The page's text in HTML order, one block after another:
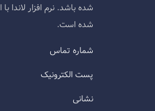
شده باشد. نرم افزار
شده است.
شماره تماس
پست الکترونیک
نشانی